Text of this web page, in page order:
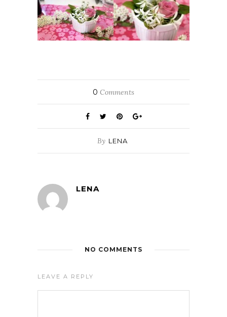
0 Comments
By LENA
LENA
NO COMMENTS
LEAVE A REPLY